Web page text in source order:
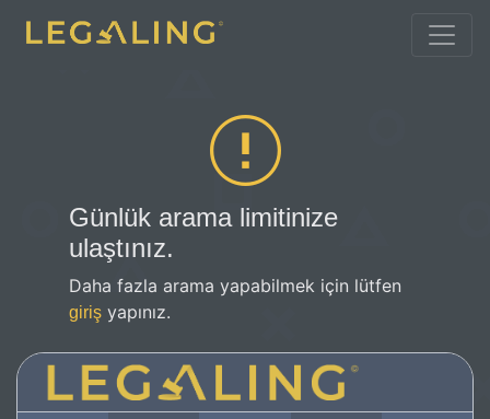
Günlük arama limitinize
ulaştınız.
Daha fazla arama yapabilmek için lütfen
giriş yapınız.